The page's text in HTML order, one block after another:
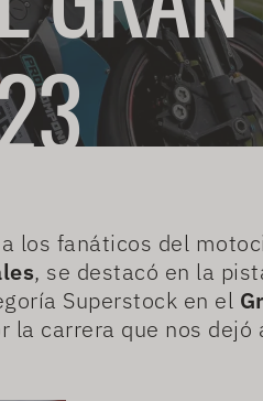
los fanáticos del
, se destacó en la
Superstock en el
la carrera que nos dejó